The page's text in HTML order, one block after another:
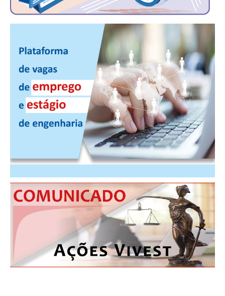
NOTÍCIAS NO WHATSAPP
FOTOS
PUBLICIDADE
MANUAL DE REDAÇÃO
RELEASES
CONTATO
ASSOCIE-SE
ATUALIZAÇÃO CADASTRAL
NÚCLEO JOVEM